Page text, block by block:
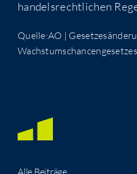
han­dels­recht­li­chen
Quelle:AO |
Alle Bei­trä­ge